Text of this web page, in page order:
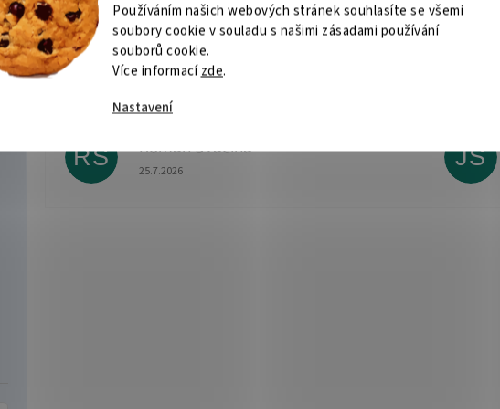
Používáním našich webových stránek souhlasíte se všemi
soubory cookie v souladu s našimi zásadami používání
souborů cookie.
Více informacízde.
Nastavení
RH Radomír Hurník
Hodnocení obchodu je 5 z 5 hvězdiček.
3.8.2026
RS Roman Svačina
Hodnocení obchodu je 5 z 5 hvězdiček.
25.7.2026
JŠ